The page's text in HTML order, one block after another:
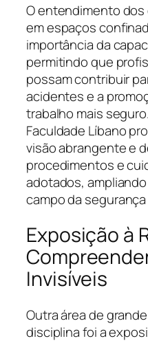
O entendimento
em espaços
importância da
permitindo que
possam contribuir
acidentes e a
trabalho mais
Faculdade Líbano
visão abrangente e
procedimentos e
adotados,
campo da
Exposição à
Invisíveis
Outra área de
disciplina foi a